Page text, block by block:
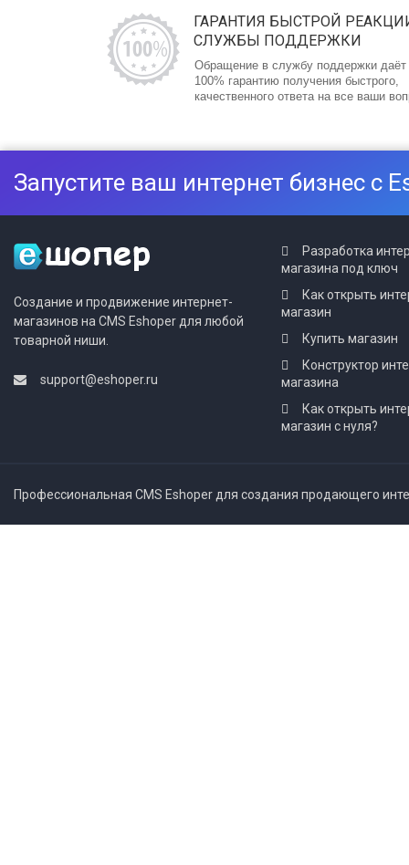
ГАРАНТИЯ БЫСТРОЙ
СЛУЖБЫ ПОДДЕРЖКИ
Обращение в службу поддержки
100% гарантию получения быстрого,
качественного ответа на все ваши
Запустите ваш интернет бизнес с
Создание и продвижение интернет-
магазинов на CMS Eshoper для любой
товарной ниши.
support@eshoper.ru
Разработка
магазина под ключ
Как открыть
магазин
Купить магазин
Конструктор
магазина
Как открыть
магазин с нуля?
Профессиональная CMS Eshoper для создания продающего